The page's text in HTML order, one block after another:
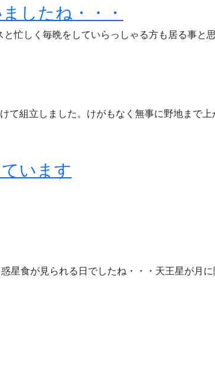
したね・・・
忙しく毎晩をしていらっしゃる方も居る事と
て組立しました。けがもなく無事に野地まで
います
星食が見られる日でしたね・・・天王星が月